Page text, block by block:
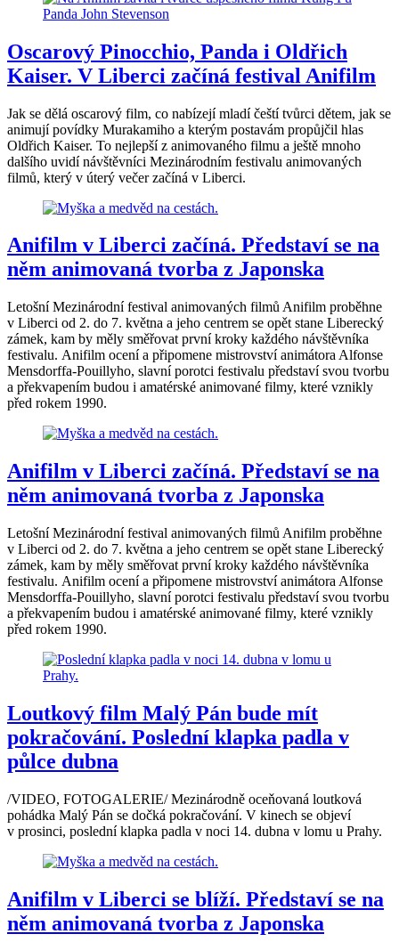
Oscarový Pinocchio, Panda i Oldřich
Kaiser. V Liberci začíná festival Anifilm
Jak se dělá oscarový film, co nabízejí mladí čeští tvůrci dětem, jak se
animují povídky Murakamiho a kterým postavám propůjčil hlas
Oldřich Kaiser. To nejlepší z animovaného filmu a ještě mnoho
dalšího uvidí návštěvníci Mezinárodním festivalu animovaných
filmů, který v úterý večer začíná v Liberci.
Anifilm v Liberci začíná. Představí se na
něm animovaná tvorba z Japonska
Letošní Mezinárodní festival animovaných filmů Anifilm proběhne
v Liberci od 2. do 7. května a jeho centrem se opět stane Liberecký
zámek, kam by měly směřovat první kroky každého návštěvníka
festivalu. Anifilm ocení a připomene mistrovství animátora Alfonse
Mensdorffa-Pouillyho, slavní porotci festivalu představí svou tvorbu
a překvapením budou i amatérské animované filmy, které vznikly
před rokem 1990.
Anifilm v Liberci začíná. Představí se na
něm animovaná tvorba z Japonska
Letošní Mezinárodní festival animovaných filmů Anifilm proběhne
v Liberci od 2. do 7. května a jeho centrem se opět stane Liberecký
zámek, kam by měly směřovat první kroky každého návštěvníka
festivalu. Anifilm ocení a připomene mistrovství animátora Alfonse
Mensdorffa-Pouillyho, slavní porotci festivalu představí svou tvorbu
a překvapením budou i amatérské animované filmy, které vznikly
před rokem 1990.
Loutkový film Malý Pán bude mít
pokračování. Poslední klapka padla v
půlce dubna
/VIDEO, FOTOGALERIE/ Mezinárodně oceňovaná loutková
pohádka Malý Pán se dočká pokračování. V kinech se objeví
v prosinci, poslední klapka padla v noci 14. dubna v lomu u Prahy.
Anifilm v Liberci se blíží. Představí se na
něm animovaná tvorba z Japonska